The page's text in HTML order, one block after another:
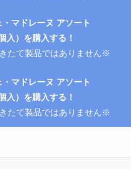
マドレーヌ アソート
入）を購入する！
たて製品ではありません※
マドレーヌ アソート
入）を購入する！
たて製品ではありません※